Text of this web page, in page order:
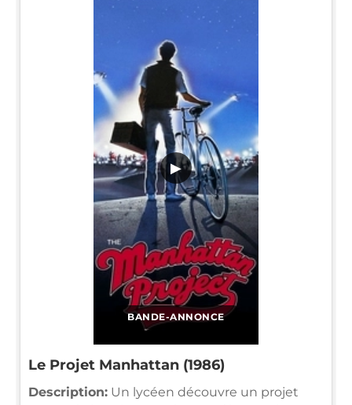
BANDE-ANNONCE
▶
Le Projet Manhattan (1986)
Description: Un lycéen découvre un projet